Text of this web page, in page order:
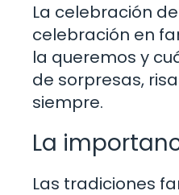
La celebración
celebración en
la queremos y
de sorpresas,
siempre.
La
Las tradiciones